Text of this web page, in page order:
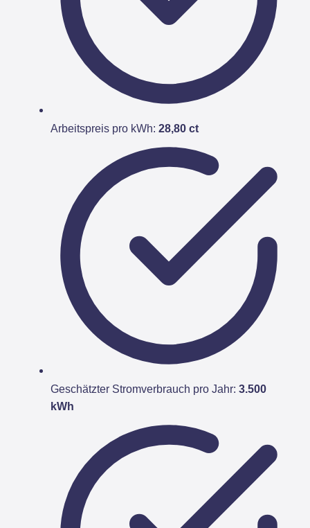
Arbeitspreis pro kWh: 28,80 ct
Geschätzter Stromverbrauch pro Jahr: 3.500
kWh